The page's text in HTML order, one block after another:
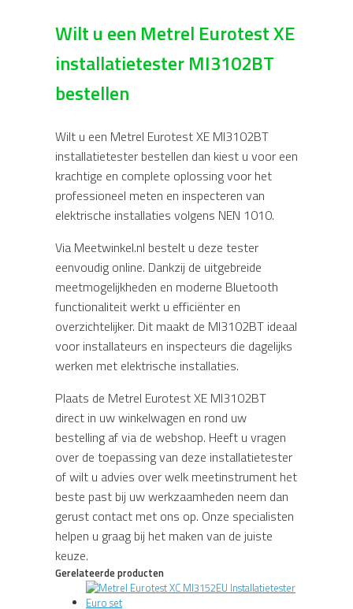
Wilt u een Metrel Eurotest XE
installatietester MI3102BT
bestellen
Wilt u een Metrel Eurotest XE MI3102BT
installatietester bestellen dan kiest u voor een
krachtige en complete oplossing voor het
professioneel meten en inspecteren van
elektrische installaties volgens NEN 1010.
Via Meetwinkel.nl bestelt u deze tester
eenvoudig online. Dankzij de uitgebreide
meetmogelijkheden en moderne Bluetooth
functionaliteit werkt u efficiënter en
overzichtelijker. Dit maakt de MI3102BT ideaal
voor installateurs en inspecteurs die dagelijks
werken met elektrische installaties.
Plaats de Metrel Eurotest XE MI3102BT
direct in uw winkelwagen en rond uw
bestelling af via de webshop. Heeft u vragen
over de toepassing van deze installatietester
of wilt u advies over welk meetinstrument het
beste past bij uw werkzaamheden neem dan
gerust contact met ons op. Onze specialisten
helpen u graag bij het maken van de juiste
keuze.
Gerelateerde producten